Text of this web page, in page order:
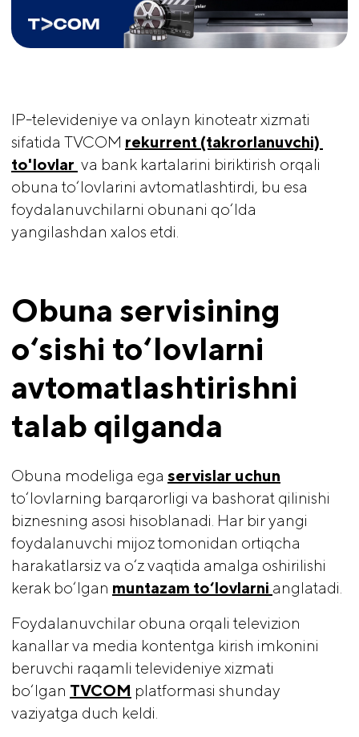
IP-televideniye va onlayn kinoteatr xizmati
sifatida TVCOM rekurrent (takrorlanuvchi)
to'lovlar va bank kartalarini biriktirish orqali
obuna to‘lovlarini avtomatlashtirdi, bu esa
foydalanuvchilarni obunani qo‘lda
yangilashdan xalos etdi.
Obuna servisining
o‘sishi to‘lovlarni
avtomatlashtirishni
talab qilganda
Obuna modeliga ega servislar uchun
to‘lovlarning barqarorligi va bashorat qilinishi
biznesning asosi hisoblanadi. Har bir yangi
foydalanuvchi mijoz tomonidan ortiqcha
harakatlarsiz va o‘z vaqtida amalga oshirilishi
kerak bo‘lgan muntazam to‘lovlarni anglatadi.
Foydalanuvchilar obuna orqali televizion
kanallar va media kontentga kirish imkonini
beruvchi raqamli televideniye xizmati
bo‘lgan TVCOM platformasi shunday
vaziyatga duch keldi.